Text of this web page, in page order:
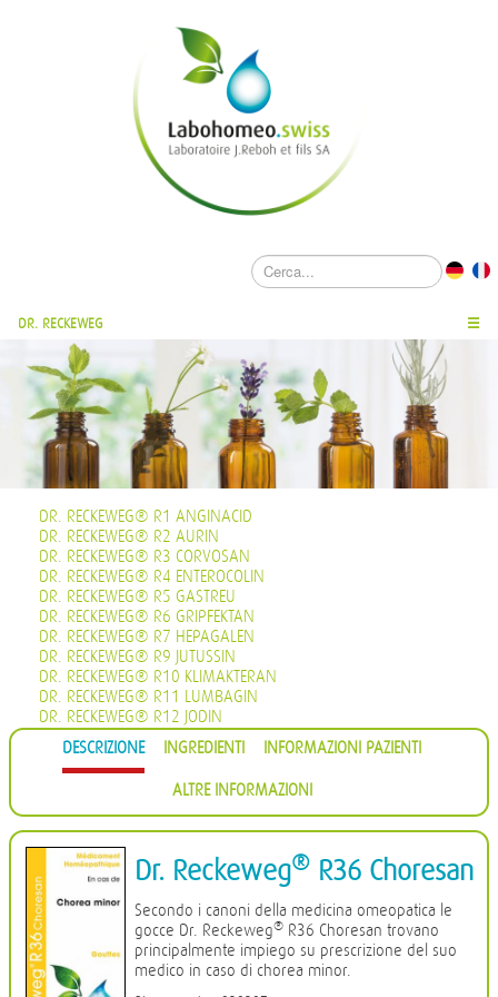
DR. RECKEWEG ☰
DR. RECKEWEG® R1 ANGINACID
DR. RECKEWEG® R2 AURIN
DR. RECKEWEG® R3 CORVOSAN
DR. RECKEWEG® R4 ENTEROCOLIN
DR. RECKEWEG® R5 GASTREU
DR. RECKEWEG® R6 GRIPFEKTAN
DR. RECKEWEG® R7 HEPAGALEN
DR. RECKEWEG® R9 JUTUSSIN
DR. RECKEWEG® R10 KLIMAKTERAN
DR. RECKEWEG® R11 LUMBAGIN
DR. RECKEWEG® R12 JODIN
DR. RECKEWEG® R13 PROHÄMORRHIN
DR. RECKEWEG® R14 QUIETA
DR. RECKEWEG® R16 CIMISAN
DR. RECKEWEG® R17 SCROPHULARIA NOD COMP.
DR. RECKEWEG® R18 CYSTOPHYLIN
DR. RECKEWEG® R19 EUGLANDIN-M
DR. RECKEWEG® R20 EUGLANDIN-F
DR. RECKEWEG® R22 NAJASTHEN
DR. RECKEWEG® R23 NOSODERM
DR. RECKEWEG® R24 PLEURASIN
DR. RECKEWEG® R25 PROSTATAN
DR. RECKEWEG® R26 REMISIN
DR. RECKEWEG® R27 RENOCALCIN
DESCRIZIONE INGREDIENTI INFORMAZIONI PAZIENTI
ALTRE INFORMAZIONI
Dr. Reckeweg® R36 Choresan
Secondo i canoni della medicina omeopatica le
gocce Dr. Reckeweg® R36 Choresan trovano
principalmente impiego su prescrizione del suo
medico in caso di chorea minor.